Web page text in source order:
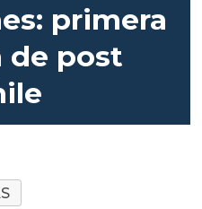
primera
de post